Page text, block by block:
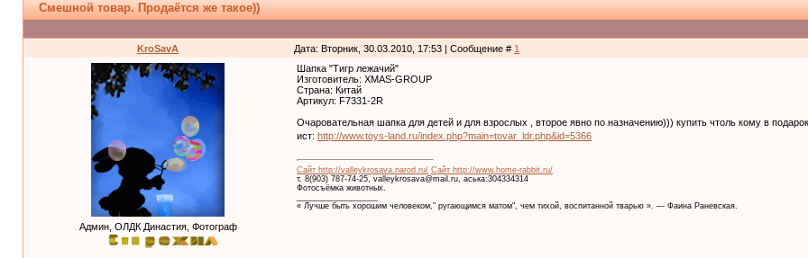
Смешной товар. Продаётся же такое))
KroSavA Дата: Вторник, 30.03.2010, 17:53 | Сообщение # 1
Админ, ОЛДК Династия, Фотограф
Шапка "Тигр лежачий"
Изготовитель: XMAS-GROUP
Страна: Китай
Артикул: F7331-2R
Очаровательная шапка для детей и для взрослых , второе явно по назначению))) купить чтоль кому в
ист: http://www.toys-land.ru/index.php?main=tovar_ldr.php&id=5366
Сайт http://valleykrosava.narod.ru/ Сайт http://www.home-rabbit.ru/
т. 8(903) 787-74-25, valleykrosava@mail.ru, аська:304334314
Фотосъёмка животных.
« Лучше быть хорошим человеком," ругающимся матом", чем тихой, воспитанной тварью ». — Фаина Раневская.